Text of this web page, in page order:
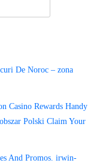
De Noroc – zona
Casino Rewards Handy
Polski Claim Your
And Promos. irwin-